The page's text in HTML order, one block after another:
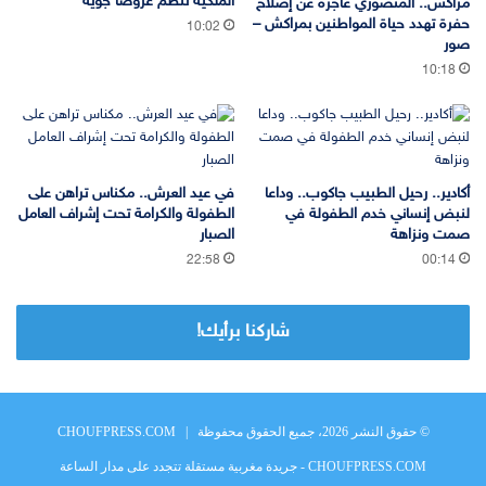
مراكش.. المنصوري عاجزة عن إصلاح
حفرة تهدد حياة المواطنين بمراكش –
صور
10:18
10:02
أكادير.. رحيل الطبيب جاكوب.. وداعا
لنبض إنساني خدم الطفولة في
صمت ونزاهة
00:14
في عيد العرش.. مكناس تراهن على
الطفولة والكرامة تحت إشراف العامل
الصبار
22:58
شاركنا برأيك!
© حقوق النشر 2026، جميع الحقوق محفوظة | CHOUFPRESS.COM
CHOUFPRESS.COM - جريدة مغربية مستقلة تتجدد على مدار الساعة